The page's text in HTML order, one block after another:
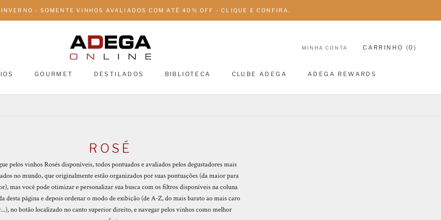
- SOMENTE VINHOS AVALIADOS COM ATÉ 40% OFF - CLIQUE E CONFIRA.
GOURMET
DESTILADOS
BIBLIOTECA
CLUBE ADEGA
ADEGA REWARDS
MINHA CONTA CARRINHO (0 )
ROSÉ
pelos vinhos Rosés disponíveis, todos pontuados e avaliados pelos degustadores mais
no mundo, que originalmente estão organizados por suas pontuações (da maior para
mas você pode otimizar e personalizar sua busca com os filtros disponíveis na coluna
desta página e depois ordenar o modo de exibição (de A-Z, do mais barato ao mais caro
no botão localizado no canto superior direito, e navegar pelos vinhos como melhor